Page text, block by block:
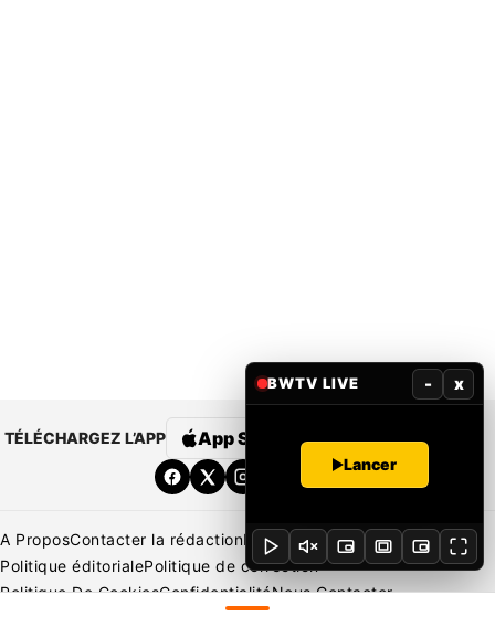
TÉLÉCHARGEZ L’APP App Store Google Play
A ProposContacter la rédactionRédaction Mentions légales
Politique éditorialePolitique de correction
Politique De CookiesConfidentialitéNous Contacter
BWTV LIVE - x
Lancer